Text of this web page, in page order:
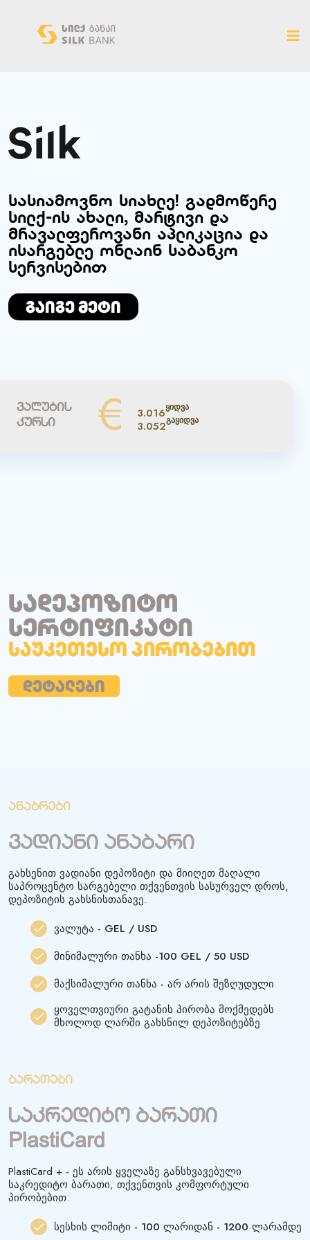
სასიამოვნო სიახლე! გადმოწერე
სილქ-ის ახალი, მარტივი და
მრავალფეროვანი აპლიკაცია და
ისარგებლე ონლაინ საბანკო
სერვისებით
გაიგე მეტი
ვალუტის
კურსი
€ 3.016ყიდვა
3.052გაყიდვა
სადეპოზიტო
სერტიფიკატი
საუკეთესო პირობებით
დეტალები
ანაბრები
ვადიანი ანაბარი
გახსენით ვადიანი დეპოზიტი და მიიღეთ მაღალი
საპროცენტო სარგებელი თქვენთვის სასურველ დროს,
დეპოზიტის გახსნისთანავე.
ვალუტა - GEL / USD
მინიმალური თანხა -100 GEL / 50 USD
მაქსიმალური თანხა - არ არის შეზღუდული
ყოველთვიური გატანის პირობა მოქმედებს
მხოლოდ ლარში გახსნილ დეპოზიტებზე
ბარათები
საკრედიტო ბარათი
PlastiCard
PlastiCard + - ეს არის ყველაზე განსხვავებული
საკრედიტო ბარათი, თქვენთვის კომფორტული
პირობებით.
სესხის ლიმიტი - 100 ლარიდან - 1200 ლარამდე